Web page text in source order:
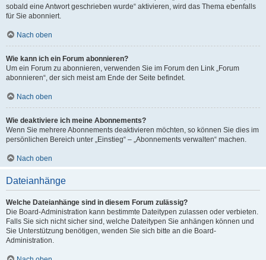
sobald eine Antwort geschrieben wurde“ aktivieren, wird das Thema ebenfalls
für Sie abonniert.
Nach oben
Wie kann ich ein Forum abonnieren?
Um ein Forum zu abonnieren, verwenden Sie im Forum den Link „Forum
abonnieren“, der sich meist am Ende der Seite befindet.
Nach oben
Wie deaktiviere ich meine Abonnements?
Wenn Sie mehrere Abonnements deaktivieren möchten, so können Sie dies im
persönlichen Bereich unter „Einstieg“ – „Abonnements verwalten“ machen.
Nach oben
Dateianhänge
Welche Dateianhänge sind in diesem Forum zulässig?
Die Board-Administration kann bestimmte Dateitypen zulassen oder verbieten.
Falls Sie sich nicht sicher sind, welche Dateitypen Sie anhängen können und
Sie Unterstützung benötigen, wenden Sie sich bitte an die Board-
Administration.